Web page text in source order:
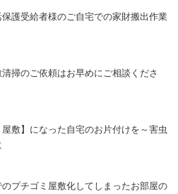
護受給者様のご自宅での家財搬出作業
掃のご依頼はお早めにご相談くださ
敷】になった自宅のお片付けを～害虫
プチゴミ屋敷化してしまったお部屋の